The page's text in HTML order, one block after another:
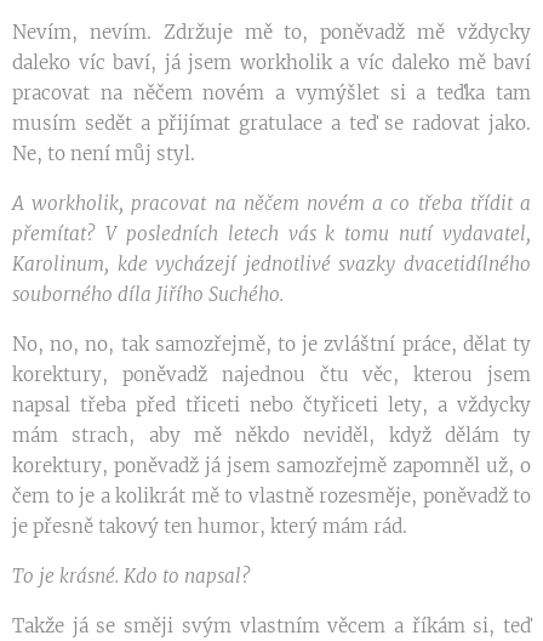
Nevím, nevím. Zdržuje mě to, poněvadž mě vždycky
daleko víc baví, já jsem workholik a víc daleko mě baví
pracovat na něčem novém a vymýšlet si a teďka tam
musím sedět a přijímat gratulace a teď se radovat jako.
Ne, to není můj styl.
A workholik, pracovat na něčem novém a co třeba třídit a
přemítat? V posledních letech vás k tomu nutí vydavatel,
Karolinum, kde vycházejí jednotlivé svazky dvacetidílného
souborného díla Jiřího Suchého.
No, no, no, tak samozřejmě, to je zvláštní práce, dělat ty
korektury, poněvadž najednou čtu věc, kterou jsem
napsal třeba před třiceti nebo čtyřiceti lety, a vždycky
mám strach, aby mě někdo neviděl, když dělám ty
korektury, poněvadž já jsem samozřejmě zapomněl už, o
čem to je a kolikrát mě to vlastně rozesměje, poněvadž to
je přesně takový ten humor, který mám rád.
To je krásné. Kdo to napsal?
Takže já se směji svým vlastním věcem a říkám si, teď